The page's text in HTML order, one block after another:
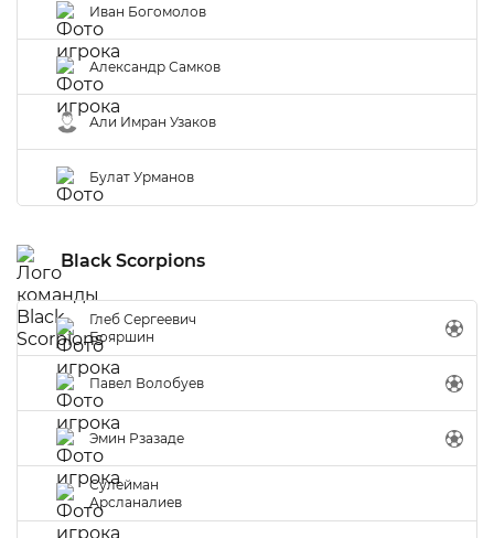
Иван Богомолов
Александр Самков
Али Имран Узаков
Булат Урманов
Black Scorpions
Глеб Сергеевич
Бояршин
Павел Волобуев
Эмин Рзазаде
Сулейман
Арсланалиев